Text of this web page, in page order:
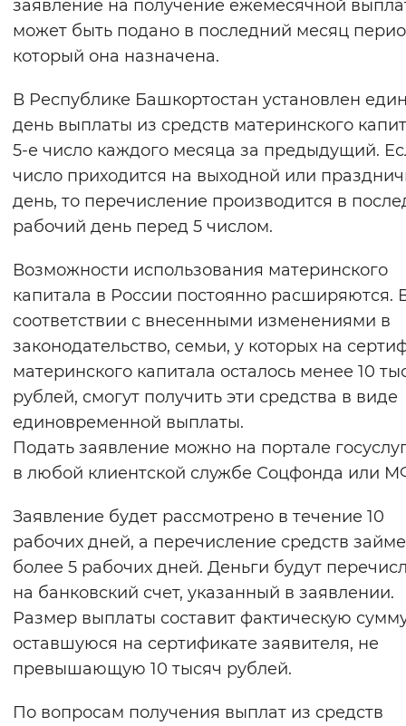
заявление на получение ежемесячной
может быть подано в последний месяц
который она назначена.
В Республике Башкортостан установлен
день выплаты из средств материнского
5-е число каждого месяца за предыдущий.
число приходится на выходной или
день, то перечисление производится в
рабочий день перед 5 числом.
Возможности использования материнского
капитала в России постоянно расширяются.
соответствии с внесенными изменениями в
законодательство, семьи, у которых на
материнского капитала осталось менее 10
рублей, смогут получить эти средства в виде
единовременной выплаты.
Подать заявление можно на портале
в любой клиентской службе Соцфонда или
Заявление будет рассмотрено в течение 10
рабочих дней, а перечисление средств
более 5 рабочих дней. Деньги будут
на банковский счет, указанный в заявлении.
Размер выплаты составит фактическую
оставшуюся на сертификате заявителя, не
превышающую 10 тысяч рублей.
По вопросам получения выплат из средств